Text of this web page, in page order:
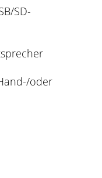
SD-
oder